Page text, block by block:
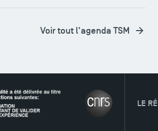
Voir tout l'agenda TSM
LE RÉSEAU